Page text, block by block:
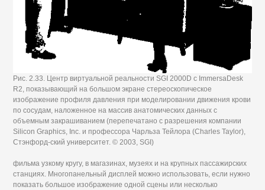
Рис. 2.33. Центр виртуальной реальности SGI 2000D с ImmersaDesk
R2, показывающий на большом экране стереоскопическое
изображение профиля давления при моделировании движения крови
по сосудам, наложенное на массив анатомических данных с
объемным закрашиванием (перепечатано с разрешения компании
Silicon Graphics, Inc. и профессора Чарльза Тейлора (Charles Taylor),
Стэнфорд-ский университет. © 2003, SGI)
фильма узкому кругу, в магазинах, музеях и на крупных пассажирских
станциях. Многопанельный дисплей можно использовать, если нужно
показать большое изображение одной сцены или несколько